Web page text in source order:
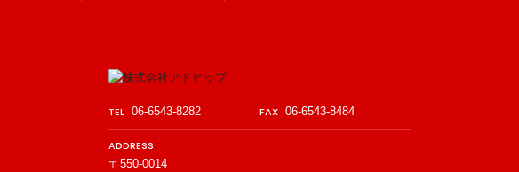
TEL 06-6543-8282 FAX 06-6543-8484
ADDRESS
〒550-0014